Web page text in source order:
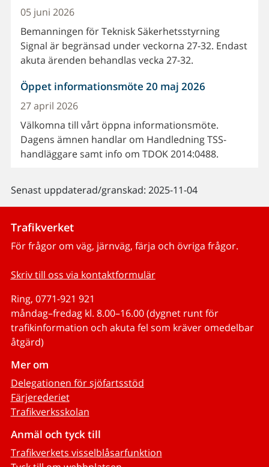
05 juni 2026
Bemanningen för Teknisk Säkerhetsstyrning
Signal är begränsad under veckorna 27-32. Endast
akuta ärenden behandlas vecka 27-32.
Öppet informationsmöte 20 maj 2026
27 april 2026
Välkomna till vårt öppna informationsmöte.
Dagens ämnen handlar om Handledning TSS-
handläggare samt info om TDOK 2014:0488.
Senast uppdaterad/granskad: 2025-11-04
Trafikverket
För frågor om väg, järnväg, färja och övriga frågor.
Skriv till oss via kontaktformulär
Ring, 0771-921 921
måndag–fredag kl. 8.00–16.00 (dygnet runt för
trafikinformation och akuta fel som kräver omedelbar
åtgärd)
Mer om
Delegationen för sjöfartsstöd
Färjerederiet
Trafikverksskolan
Anmäl och tyck till
Trafikverkets visselblåsarfunktion